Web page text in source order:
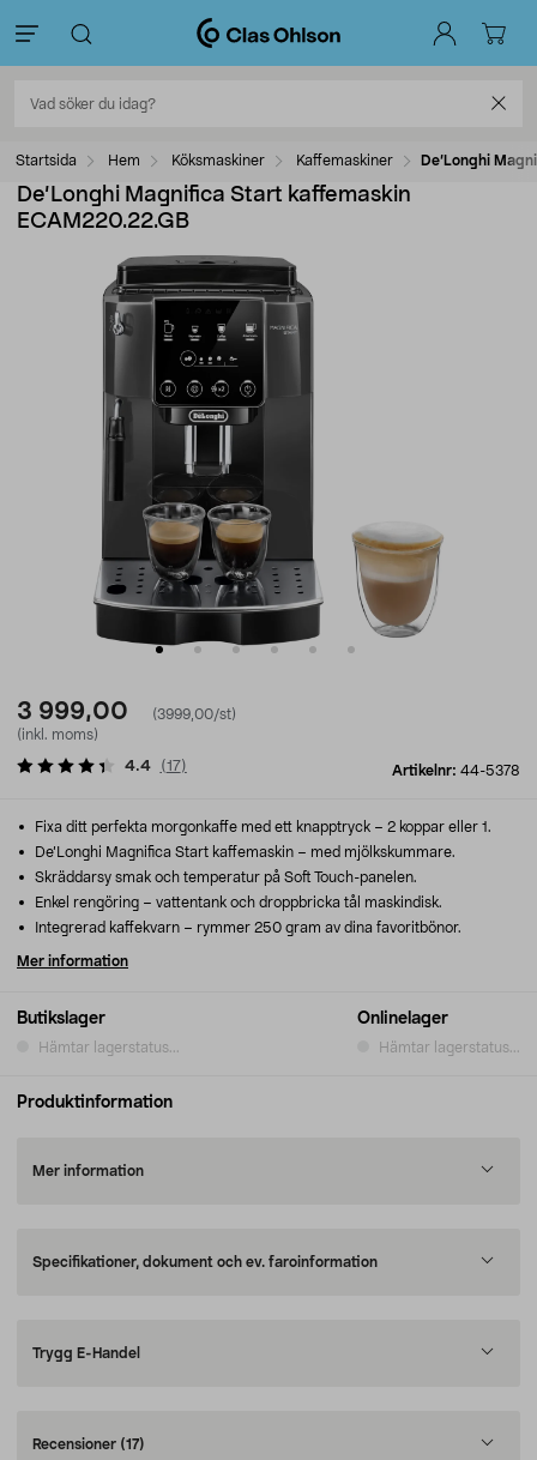
Startsida Hem Köksmaskiner Kaffemaskiner De’Longhi
De’Longhi Magnifica Start kaffemaskin
ECAM220.22.GB
3 999,00
(3999,00/st)
(inkl. moms)
Artikelnr: 44-5378
4.4 (17)
Butikslager
Hämtar lagerstatus...
Onlinelager
Hämtar lagerstatus...
Fixa ditt perfekta morgonkaffe med ett knapptryck – 2 koppar eller 1.
De’Longhi Magnifica Start kaffemaskin – med mjölkskummare.
Skräddarsy smak och temperatur på Soft Touch-panelen.
Enkel rengöring – vattentank och droppbricka tål maskindisk.
Integrerad kaffekvarn – rymmer 250 gram av dina favoritbönor.
Mer information
Produktinformation
Mer information
Specifikationer, dokument och ev. faroinformation
Trygg E-Handel
Recensioner (17)